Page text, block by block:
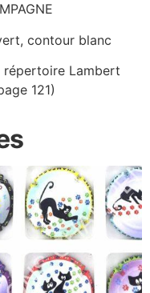
contour blanc
répertoire Lambert
121)